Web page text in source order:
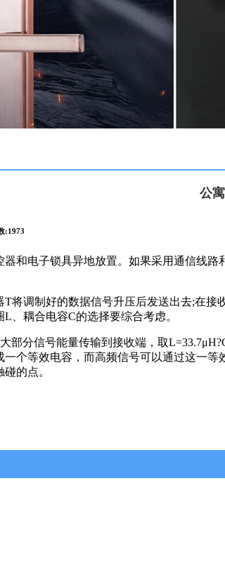
公
:1973
器和电子锁具异地放置。如果采用通信线
调制好的数据信号升压后发送出去;在接
、耦合电容C的选择要综合考虑。
分信号能量传输到接收端，取
个等效电容，而高频信号可以通过这一
的点。